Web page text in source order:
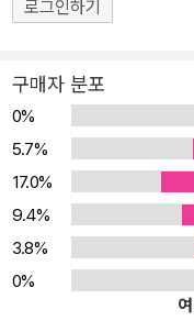
적 부를 움켜쥐게 된 까닭
의 갑만 이익을 챙기고 대
계되어 있다. 《하청사회는》갑은 어떻게 갑이 되고, 을은 어떻게 을이
되는지에 대한 답을 제공
한 조건, 이로써 탄생하는
추구행위’(rent-seeking
분석하기 살펴보기 때문이다. 지속가능한 갑질의 조건1: 지대
위 2016년 5월, 구의역 김군 스크린도어 사망사고는 하청사회의 실
체를 드러내는 집약적 사
로그인하기
구매자 분포
0%
5.7%
17.0%
9.4%
3.8%
0%